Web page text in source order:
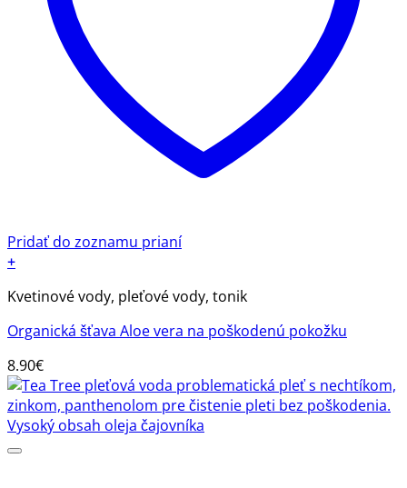
Pridať do zoznamu prianí
+
Kvetinové vody, pleťové vody, tonik
Organická šťava Aloe vera na poškodenú pokožku
8.90€